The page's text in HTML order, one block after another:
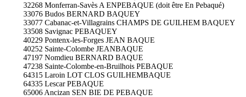
32268 Monferran-Savès A ENPEBAQUE (doit être En Pebaqué)
33076 Budos BERNARD BAQUEY
33077 Cabanac-et-Villagrains CHAMPS DE GUILHEM BAQUEY
33508 Savignac PEBAQUEY
40229 Pontenx-les-Forges JEAN BAQUE
40252 Sainte-Colombe JEANBAQUE
47197 Nomdieu BERNARD BAQUE
47238 Sainte-Colombe-en-Bruilhois PEBAQUE
64315 Laroin LOT CLOS GUILHEMBAQUE
64335 Lescar PEBAQUE
65006 Ancizan SEN BIE DE PEBAQUE